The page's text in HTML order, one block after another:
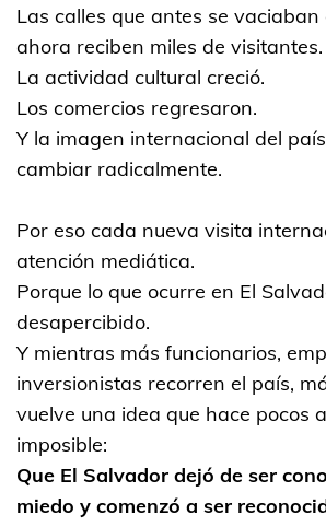
Las calles que antes se
ahora reciben miles de visitantes.
La actividad cultural creció.
Los comercios regresaron.
Y la imagen internacional del
cambiar radicalmente.
Por eso cada nueva visita
atención mediática.
Porque lo que ocurre en El
desapercibido.
Y mientras más funcionarios,
inversionistas recorren el país,
vuelve una idea que hace pocos
imposible:
Que El Salvador dejó de ser
miedo y comenzó a ser